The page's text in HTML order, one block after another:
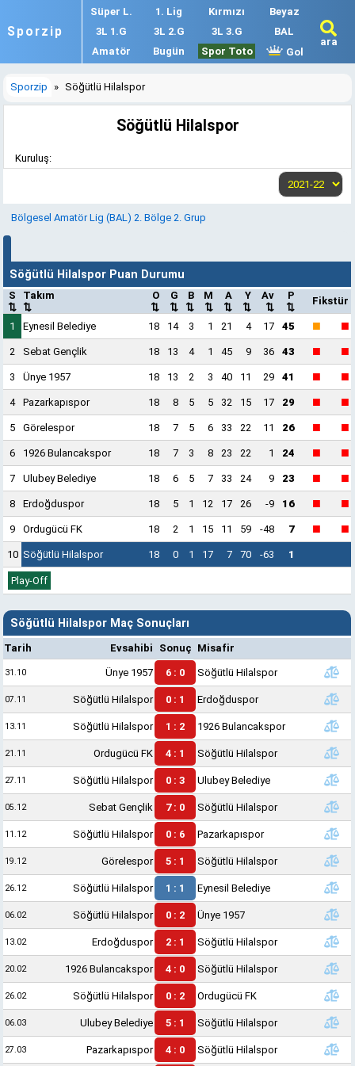
Sporzip
Süper L. 1. Lig Kırmızı
Beyaz
3L 1.G
3L 2.G 3L 3.G
BAL
Amatör
Bugün Spor Toto Gol
ara
Sporzip » Söğütlü Hilalspor
Söğütlü Hilalspor
Kuruluş:
Bölgesel Amatör Lig (BAL) 2. Bölge 2. Grup
Söğütlü Hilalspor Puan Durumu
S
⇅
Takım
⇅
O
⇅
G
⇅
B
⇅
M
⇅
A
⇅
Y
⇅
Av
⇅
P
⇅
Fikstür
1 Eynesil Belediye 18 14 3 1 21 4 17 45 ■ ■
2 Sebat Gençlik 18 13 4 1 45 9 36 43 ■ ■
3 Ünye 1957 18 13 2 3 40 11 29 41 ■ ■
4 Pazarkapıspor 18 8 5 5 32 15 17 29 ■ ■
5 Görelespor 18 7 5 6 33 22 11 26 ■ ■
6 1926 Bulancakspor 18 7 3 8 23 22 1 24 ■ ■
7 Ulubey Belediye 18 6 5 7 33 24 9 23 ■ ■
8 Erdoğduspor 18 5 1 12 17 26 -9 16 ■ ■
9 Ordugücü FK 18 2 1 15 11 59 -48 7 ■ ■
10 Söğütlü Hilalspor 18 0 1 17 7 70 -63 1
Play-Off
Söğütlü Hilalspor Maç Sonuçları
Tarih Evsahibi Sonuç Misafir
31.10 Ünye 1957 6 : 0 Söğütlü Hilalspor
07.11 Söğütlü Hilalspor 0 : 1 Erdoğduspor
13.11 Söğütlü Hilalspor 1 : 2 1926 Bulancakspor
21.11 Ordugücü FK 4 : 1 Söğütlü Hilalspor
27.11 Söğütlü Hilalspor 0 : 3 Ulubey Belediye
05.12 Sebat Gençlik 7 : 0 Söğütlü Hilalspor
11.12 Söğütlü Hilalspor 0 : 6 Pazarkapıspor
19.12 Görelespor 5 : 1 Söğütlü Hilalspor
26.12 Söğütlü Hilalspor 1 : 1 Eynesil Belediye
06.02 Söğütlü Hilalspor 0 : 2 Ünye 1957
13.02 Erdoğduspor 2 : 1 Söğütlü Hilalspor
20.02 1926 Bulancakspor 4 : 0 Söğütlü Hilalspor
26.02 Söğütlü Hilalspor 0 : 2 Ordugücü FK
06.03 Ulubey Belediye 5 : 1 Söğütlü Hilalspor
27.03 Pazarkapıspor 4 : 0 Söğütlü Hilalspor